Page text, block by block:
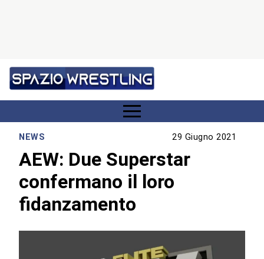
NEWS 29 Giugno 2021
AEW: Due Superstar
confermano il loro
fidanzamento